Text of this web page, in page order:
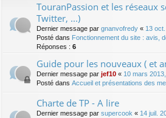
TouranPassion et les réseaux
Twitter, ...)
Dernier message par gnanvofredy « 13
Posté dans Fonctionnement du site : avis,
Réponses : 6
Guide pour les nouveaux ( et
Dernier message par jef10 « 10 mars
Posté dans Accueil et présentations des
Charte de TP - A lire
Dernier message par supercook « 14 juil.